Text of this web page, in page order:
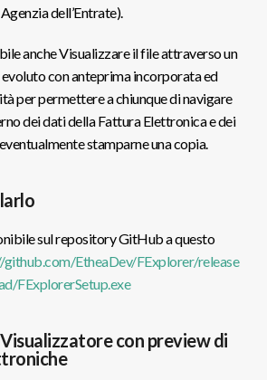
dell’Entrate).
anche Visualizzare il file attraverso un
evoluto con anteprima incorporata ed
per permettere a chiunque di navigare
dei dati della Fattura Elettronica e dei
stamparne una copia.
sul repository GitHub a questo
EtheaDev/FExplorer/release
FExplorerSetup.exe
con preview di